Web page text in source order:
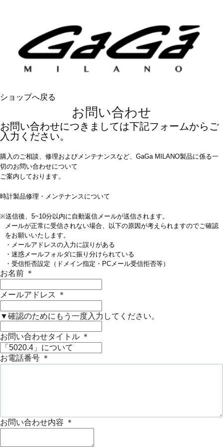
ショップへ戻る
お問い合わせ
お問い合わせにつきましては下記フォームからご
入力ください。
購入のご相談、修理およびメンテナンスなど、GaGa MILANO製品に係る一
切のお問い合わせについて
ご案内しております。
時計製品修理・メンテナンスについて
※送信後、5~10分以内に自動返信メールが送信されます。
メールが正常に受信されない場合、以下の原因が考えられますのでご確認
をお願いいたします。
・メールアドレスの入力に誤りがある
・迷惑メールフォルダに振り分けられている
・受信拒否設定（ドメイン指定・PCメール受信拒否等）
お名前 ＊
メールアドレス ＊
▼確認のためにもう一度入力してください。
お問い合わせタイトル ＊
お電話番号 ＊
お問い合わせ内容 ＊